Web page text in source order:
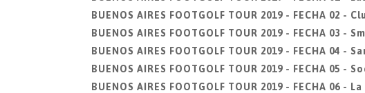
BUENOS AIRES FOOTGOLF TOUR 2019 - FECHA 02
BUENOS AIRES FOOTGOLF TOUR 2019 - FECHA 03
BUENOS AIRES FOOTGOLF TOUR 2019 - FECHA 04 -
BUENOS AIRES FOOTGOLF TOUR 2019 - FECHA 05 -
BUENOS AIRES FOOTGOLF TOUR 2019 - FECHA 06 -